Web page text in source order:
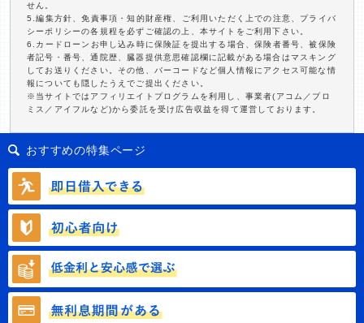
せん。
5.編集方針、免責事項・知的財産権、ご利用いただく上での注意、プライバ
シーポリシーの各規程を必ずご確認の上、本サイトをご利用下さい。
6.カードローンお申し込み時に保険証を提出する場合、保険者番号、被保険
者記号・番号、通院歴、臓器提供意思確認欄に記載がある場合はマスキング
してお送りください。その他、バーコードなど個人情報にアクセス可能な情
報についても隠したうえでご提出ください。
※当サイトではアフィリエイトプログラムを利用し、事業者(アコム／プロ
ミス／アイフルなど)から委託を受け広告収益を得て運営しております。
おすすめの特集ページ